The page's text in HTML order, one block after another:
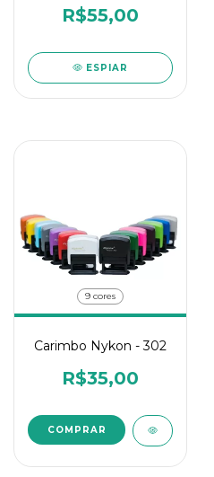
R$55,00
ESPIAR
9 cores
Carimbo Nykon - 302
R$35,00
COMPRAR